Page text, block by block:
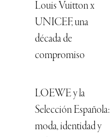
Louis Vuitton x
UNICEF, una
década de
compromiso
LOEWE y la
Selección Española:
moda, identidad y